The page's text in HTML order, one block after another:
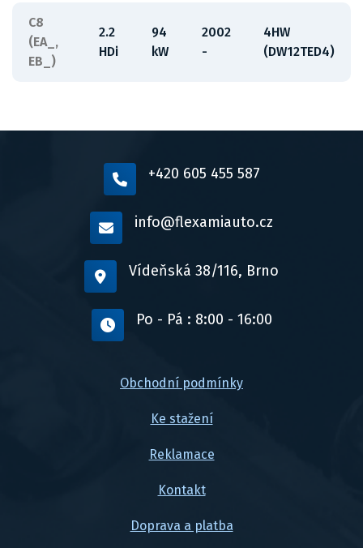
C8
(EA_,
EB_)
2.2
HDi
94
kW
2002
-
4HW
(DW12TED4)
+420 605 455 587
info@flexamiauto.cz
Vídeňská 38/116, Brno
Po - Pá : 8:00 - 16:00
Obchodní podmínky
Ke stažení
Reklamace
Kontakt
Doprava a platba